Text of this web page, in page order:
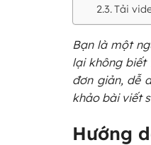
Tải
Bạn là một
lại không biết
đơn giản, dễ
khảo bài viết
Hướng